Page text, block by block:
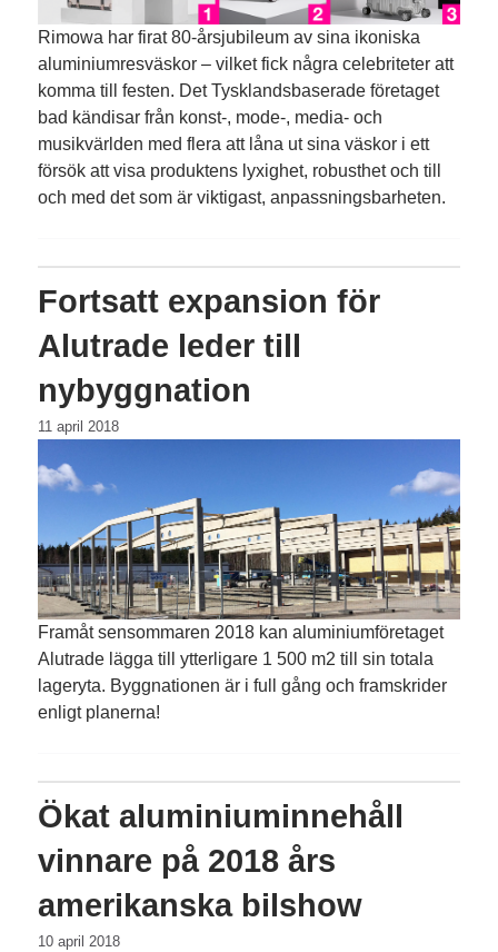
Rimowa har firat 80-årsjubileum av sina ikon­iska
aluminiumresväskor – vilket fick några celebriteter att
komma till festen. Det Tysklandsbaserade företaget
bad kändisar från konst-, mode-, media- och
musikvärlden med flera att låna ut sina väskor i ett
försök att visa produktens lyxighet, robusthet och till
och med det som är viktigast, anpassningsbarheten.
Fortsatt expansion för
Alutrade leder till
nybyggnation
11 april 2018
Framåt sensommaren 2018 kan aluminiumföretaget
Alutrade lägga till ytterligare 1 500 m2 till sin totala
lageryta. Byggnationen är i full gång och framskrider
enligt planerna!
Ökat aluminiuminnehåll
vinnare på 2018 års
amerikanska bilshow
10 april 2018